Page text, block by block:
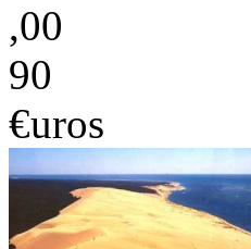
,00
90
€uros